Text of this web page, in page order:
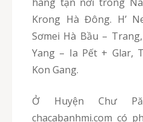
Krong Hà Đông. H’
Sơmei Hà Bầu –
Yang – Ia Pết + Glar,
Kon Gang.
Ở Huyện Chư Păh của Gia Lai,
chacabanhmi.com có